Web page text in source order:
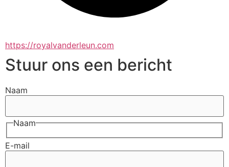
https://royalvanderleun.com
Stuur ons een bericht
Naam
Naam
E-mail